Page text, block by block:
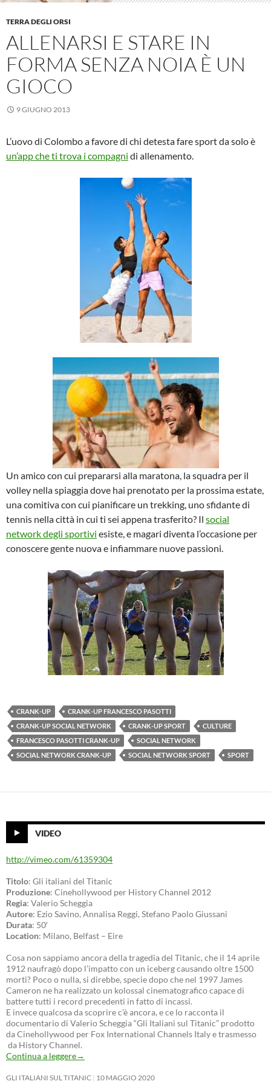
TERRA DEGLI ORSI
ALLENARSI E STARE IN
FORMA SENZA NOIA È UN
GIOCO
9 GIUGNO 2013
L’uovo di Colombo a favore di chi detesta fare sport da solo è
un’app che ti trova i compagni di allenamento.
Un amico con cui prepararsi alla maratona, la squadra per il
volley nella spiaggia dove hai prenotato per la prossima estate,
una comitiva con cui pianificare un trekking, uno sfidante di
tennis nella città in cui ti sei appena trasferito? Il social
network degli sportivi esiste, e magari diventa l’occasione per
conoscere gente nuova e infiammare nuove passioni.
CRANK-UP
CRANK-UP FRANCESCO PASOTTI
CRANK-UP SOCIAL NETWORK
CRANK-UP SPORT
CULTURE
FRANCESCO PASOTTI CRANK-UP
SOCIAL NETWORK
SOCIAL NETWORK CRANK-UP
SOCIAL NETWORK SPORT SPORT
VIDEO
http://vimeo.com/61359304
Titolo: Gli italiani del Titanic
Produzione: Cinehollywood per History Channel 2012
Regia: Valerio Scheggia
Autore: Ezio Savino, Annalisa Reggi, Stefano Paolo Giussani
Durata: 50′
Location: Milano, Belfast – Eire
Cosa non sappiamo ancora della tragedia del Titanic, che il 14 aprile
1912 naufragò dopo l’impatto con un iceberg causando oltre 1500
morti? Poco o nulla, si direbbe, specie dopo che nel 1997 James
Cameron ne ha realizzato un kolossal cinematografico capace di
battere tutti i record precedenti in fatto di incassi.
E invece qualcosa da scoprire c’è ancora, e ce lo racconta il
documentario di Valerio Scheggia “Gli Italiani sul Titanic” prodotto
da Cinehollywood per Fox International Channels Italy e trasmesso
da History Channel.
Continua a leggere→
GLI ITALIANI SUL TITANIC 10 MAGGIO 2020